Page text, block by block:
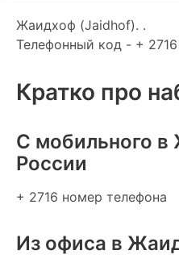
Жаидхоф (Jaidhof). .
Телефонный код - + 2716
Кратко про
C мобильного
России
+ 2716 номер телефона
Из офиса в